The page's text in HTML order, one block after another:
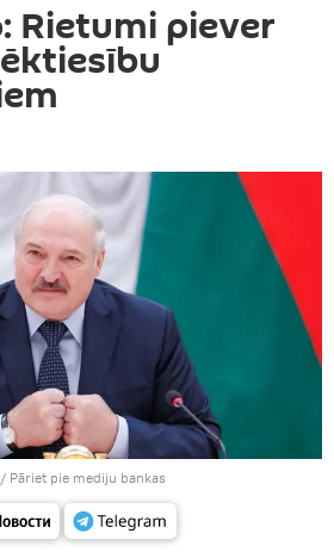
Rietumi piever
/ Pāriet pie mediju bankas